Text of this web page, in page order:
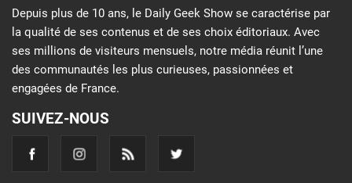
Depuis plus de 10 ans, le Daily Geek Show se caractérise par
la qualité de ses contenus et de ses choix éditoriaux. Avec
ses millions de visiteurs mensuels, notre média réunit l’une
des communautés les plus curieuses, passionnées et
engagées de France.
SUIVEZ-NOUS